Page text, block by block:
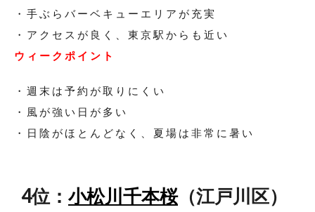
・手ぶらバーベキューエリアが充実
・アクセスが良く、東京駅からも近い
ウィークポイント
・週末は予約が取りにくい
・風が強い日が多い
・日陰がほとんどなく、夏場は非常に暑い
4位： 小松川千本桜（江戸川区）